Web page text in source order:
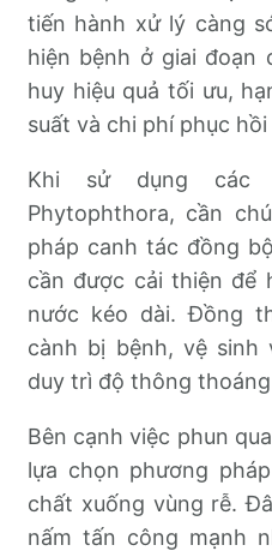
tiến hành xử lý càng
hiện bệnh ở giai đoạn
huy hiệu quả tối ưu,
suất và chi phí phục
Khi sử dụng các
Phytophthora, cần
pháp canh tác đồng
cần được cải thiện để
nước kéo dài. Đồng
cành bị bệnh, vệ sinh
duy trì độ thông
Bên cạnh việc phun
lựa chọn phương
chất xuống vùng rễ.
nấm tấn công mạnh